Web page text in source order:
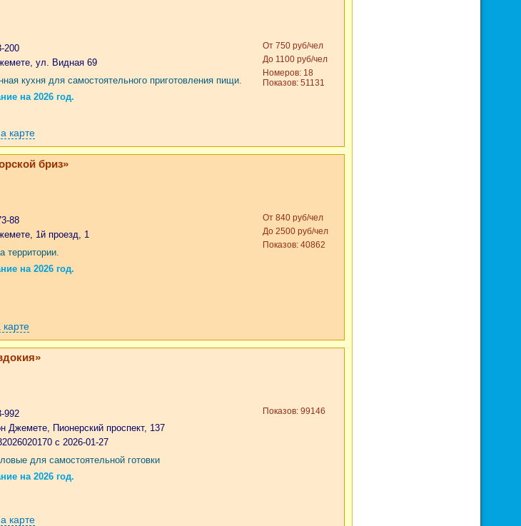
200
ул. Видная 69
кухня для самостоятельного приготовления пищи.
на 2026 год.
От 750 руб/чел
До 1100 руб/чел
Номеров: 18
Показов: 51131
карте
бриз»
88
1й проезд, 1
территории.
на 2026 год.
От 840 руб/чел
До 2500 руб/чел
Показов: 40862
карте
992
Джемете, Пионерский проспект, 137
с 2026-01-27
для самостоятельной готовки
на 2026 год.
Показов: 99146
карте